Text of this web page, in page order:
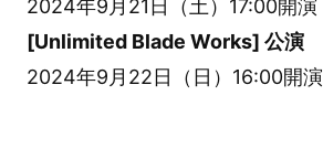
2024年9月21日（土）17:00開演
[Unlimited Blade Works] 公演
2024年9月22日（日）16:00開演